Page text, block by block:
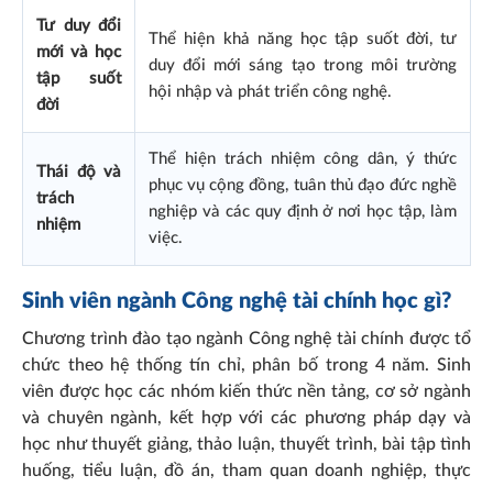
Tư duy đổi
mới và học
tập suốt
đời
Thể hiện khả năng học tập suốt đời, tư
duy đổi mới sáng tạo trong môi trường
hội nhập và phát triển công nghệ.
Thái độ và
trách
nhiệm
Thể hiện trách nhiệm công dân, ý thức
phục vụ cộng đồng, tuân thủ đạo đức nghề
nghiệp và các quy định ở nơi học tập, làm
việc.
Sinh viên ngành Công nghệ tài chính học gì?
Chương trình đào tạo ngành Công nghệ tài chính được tổ
chức theo hệ thống tín chỉ, phân bố trong 4 năm. Sinh
viên được học các nhóm kiến thức nền tảng, cơ sở ngành
và chuyên ngành, kết hợp với các phương pháp dạy và
học như thuyết giảng, thảo luận, thuyết trình, bài tập tình
huống, tiểu luận, đồ án, tham quan doanh nghiệp, thực